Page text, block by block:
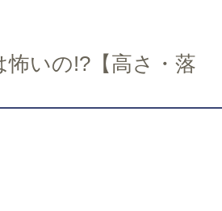
怖いの!?【高さ・落